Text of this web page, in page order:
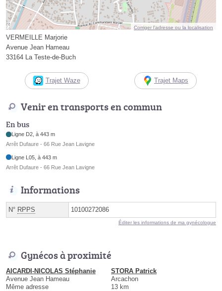
Corriger l’adresse ou la localisation
VERMEILLE Marjorie
Avenue Jean Hameau
33164 La Teste-de-Buch
Trajet Waze Trajet Maps
Venir en transports en commun
En bus
Ligne D2, à 443 m
Arrêt Dufaure - 66 Rue Jean Lavigne
Ligne L05, à 443 m
Arrêt Dufaure - 66 Rue Jean Lavigne
Informations
N° RPPS 10100272086
Éditer les informations de ma gynécologue
Gynécos à proximité
AICARDI-NICOLAS Stéphanie
Avenue Jean Hameau
Même adresse
STORA Patrick
Arcachon
13 km